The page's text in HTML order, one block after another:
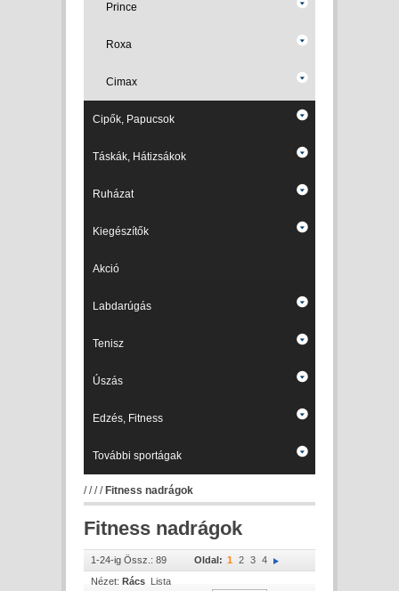
Prince
Roxa
Cimax
Cipők, Papucsok
Táskák, Hátizsákok
Ruházat
Kiegészítők
Akció
Labdarúgás
Tenisz
Úszás
Edzés, Fitness
További sportágak
//// Fitness nadrágok
Fitness nadrágok
1-24-ig Össz.: 89 Oldal: 1 2 3 4
Nézet: Rács Lista